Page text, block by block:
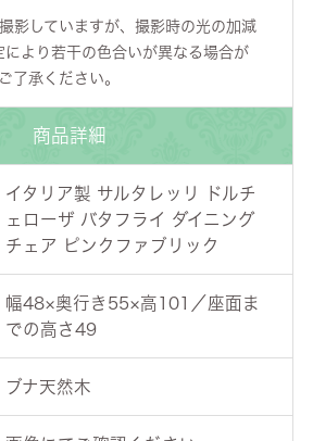
影していますが、撮影時の光の加減
により若干の色合いが異なる場合が
了承ください。
商品詳細
イタリア製 サルタレッリ ドルチ
ェローザ バタフライ ダイニング
チェア ピンクファブリック
幅48×奥行き55×高101／座面ま
での高さ49
ブナ天然木